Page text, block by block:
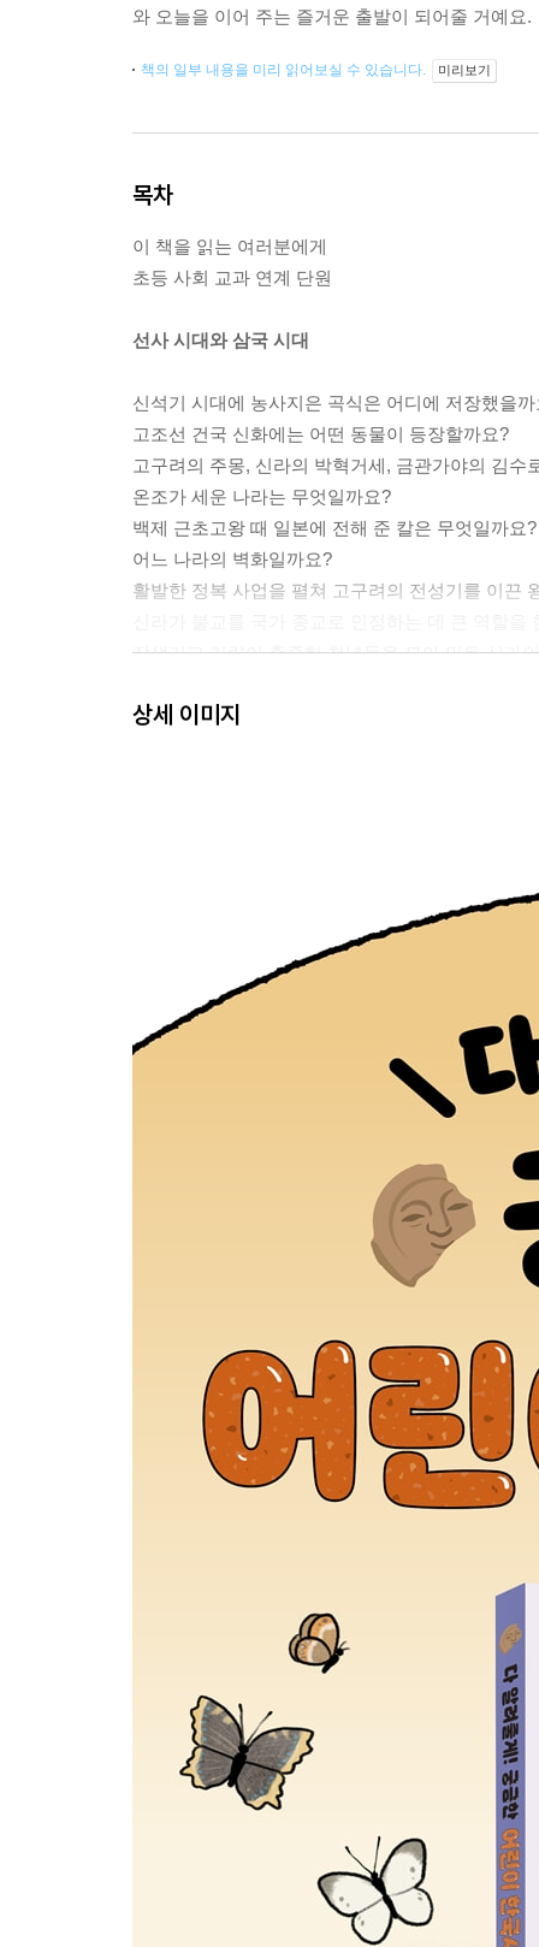
와 오늘을 이어 주는 즐거운 출발이 되어줄 거예요.
책의 일부 내용을 미리 읽어보실 수 있습니다. 미리보기
목차
이 책을 읽는 여러분에게
초등 사회 교과 연계 단원
선사 시대와 삼국 시대
신석기 시대에 농사지은 곡식은 어디에 저장했을까
고조선 건국 신화에는 어떤 동물이 등장할까요?
고구려의 주몽, 신라의 박혁거세, 금관가야의 김수
온조가 세운 나라는 무엇일까요?
백제 근초고왕 때 일본에 전해 준 칼은 무엇일까요?
어느 나라의 벽화일까요?
활발한 정복 사업을 펼쳐 고구려의 전성기를 이끈
잘생기고 기량이 출중한 청년들을 모아 만든 신라
고구려에 쳐들어온 수나라 30만 대군을 살수에서
김춘추와 힘을 합쳐 삼국을 통일하는 데 결정적인
해적을 소탕하고 해상 무역을 펼쳤던 인물은 누구
해골에 고여 있는 물을 마시고 깨달음을 얻은 승려
나라에 평화를 가져다준다는 전설 속 피리는 무엇
대조영이 고구려를 계승하는 의미로 세운 나라는
후백제와 후고구려를 세운 인물은 각각 누구일까요
후삼국 통일을 이룬 나라는 어디인가요?
거란과 외교 담판을 벌여 강동 6주를 획득한 인물
강감찬 장군이 귀주에서 거란군을 크게 무찌른 전
여진 정벌을 위해 윤관 장군이 조직한 특수 부대는
‘Korea’라는 우리나라 영어 이름은 어느 시대부터
차별을 받았던 무신들이 반란을 일으킨 사건은 무
우리나라 최초로 화약을 만들어 낸 인물은 누구일
원나라의 힘을 등에 업고 성장한 권문세족을 비판
요동 지방을 정벌하러 떠났던 이성계가 생각을 바
단심가라는 시조를 쓴 인물은 누구일까요?
조선 시대
수도 한양을 설계한 인물은 누구일까요?
이성계의 아들 이방원이 왕위에 오르기 위해 두 차
억울한 일을 당한 백성이 임금에게 자신의 사연을
세종 대왕이 창시한 글자는 무엇일까요?
학자들이 학문을 연구하고 공부했던 왕실 부속 연
상세 이미지